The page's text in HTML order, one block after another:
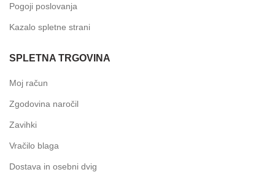
Pogoji poslovanja
Kazalo spletne strani
SPLETNA TRGOVINA
Moj račun
Zgodovina naročil
Zavihki
Vračilo blaga
Dostava in osebni dvig